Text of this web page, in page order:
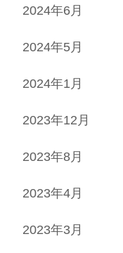
2024年6月
2024年5月
2024年1月
2023年12月
2023年8月
2023年4月
2023年3月